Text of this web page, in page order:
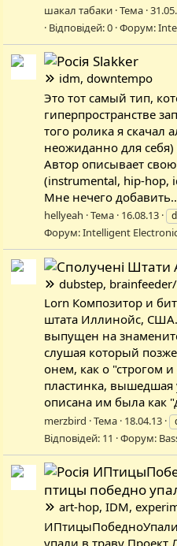
шакал табаки Тема
Відповідей: 0 Форум:
Slakker
idm, downtempo
Это тот самый тип,
гиперпространстве
того ролика я скачал
неожиданно для
Автор описывает
(instrumental, hip-hop,
Мне нечего
hellyeah Тема 16.08.13
Форум:Intelligent
dubstep,
Lorn Композитор и
штата Иллинойс,
выпущен на
слушая который
онем, как о "строгом
пластинка, вышедшая
описана им была как
merzbird Тема 18.04.13
Відповідей: 11 Форум:
птицы победно
art-hop, IDM,